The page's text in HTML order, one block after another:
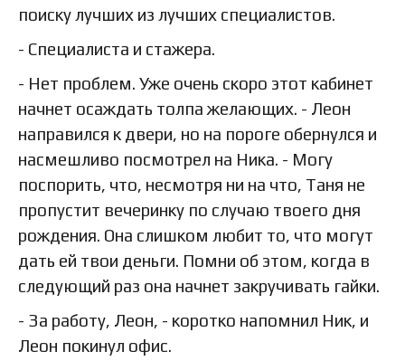
поиску лучших из лучших специалистов.
- Специалиста и стажера.
- Нет проблем. Уже очень скоро этот кабинет
начнет осаждать толпа желающих. - Леон
направился к двери, но на пороге обернулся и
насмешливо посмотрел на Ника. - Могу
поспорить, что, несмотря ни на что, Таня не
пропустит вечеринку по случаю твоего дня
рождения. Она слишком любит то, что могут
дать ей твои деньги. Помни об этом, когда в
следующий раз она начнет закручивать гайки.
- За работу, Леон, - коротко напомнил Ник, и
Леон покинул офис.